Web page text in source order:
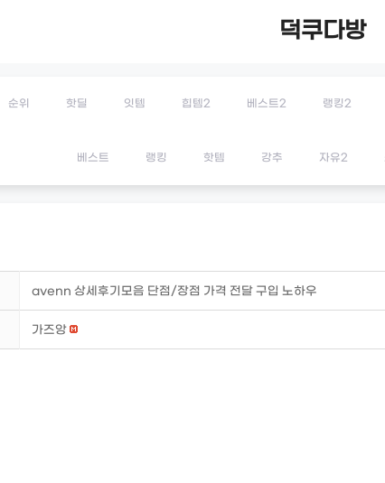
덕쿠다방
순위 핫딜 잇템 힙템2 베스트2 랭킹2
베스트 랭킹 핫템 강추 자유2
avenn 상세후기모음 단점/장점 가격 전달 구입 노하우
가즈앙